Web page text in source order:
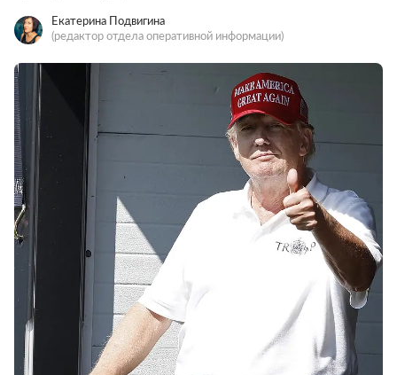
Екатерина Подвигина
(редактор отдела оперативной информации)